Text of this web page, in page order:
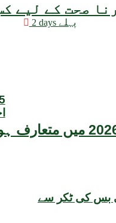
صحت کے لیے
2 days پہلے
بس کی ٹکر سے